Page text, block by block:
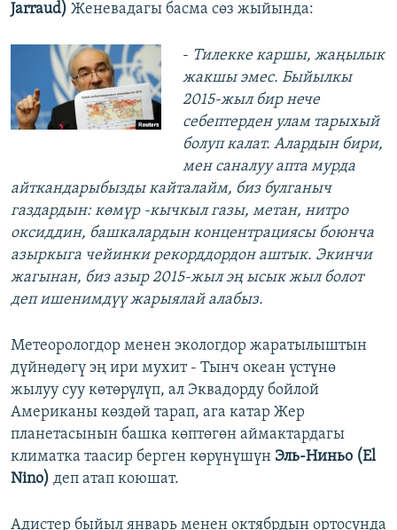
Jarraud) Женевадагы басма сөз жыйында:
- Тилекке каршы, жаңылык
жакшы эмес. Быйылкы
2015-жыл бир нече
себептерден улам тарыхый
болуп калат. Алардын бири,
мен саналуу апта мурда
айткандарыбызды кайталайм, биз булганыч
газдардын: көмүр -кычкыл газы, метан, нитро
оксиддин, башкалардын концентрациясы боюнча
азыркыга чейинки рекорддордон аштык. Экинчи
жагынан, биз азыр 2015-жыл эң ысык жыл болот
деп ишенимдүү жарыялай алабыз.
Метеорологдор менен экологдор жаратылыштын
дүйнөдөгү эң ири мухит - Тынч океан үстүнө
жылуу суу көтөрүлүп, ал Эквадорду бойлой
Американы көздөй тарап, ага катар Жер
планетасынын башка көптөгөн аймактардагы
климатка таасир берген көрүнүшүн Эль-Ниньо (El
Nino) деп атап коюшат.
Адистер быйыл январь менен октябрдын ортосунда